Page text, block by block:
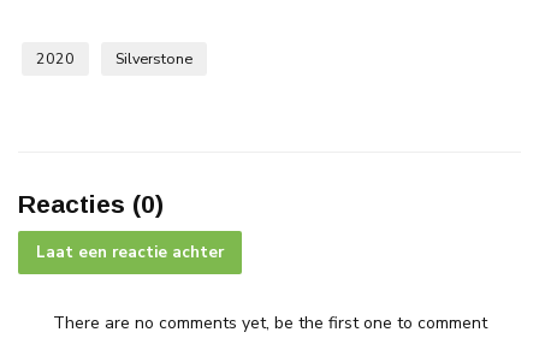
2020 Silverstone
Reacties (0)
Laat een reactie achter
There are no comments yet, be the first one to comment